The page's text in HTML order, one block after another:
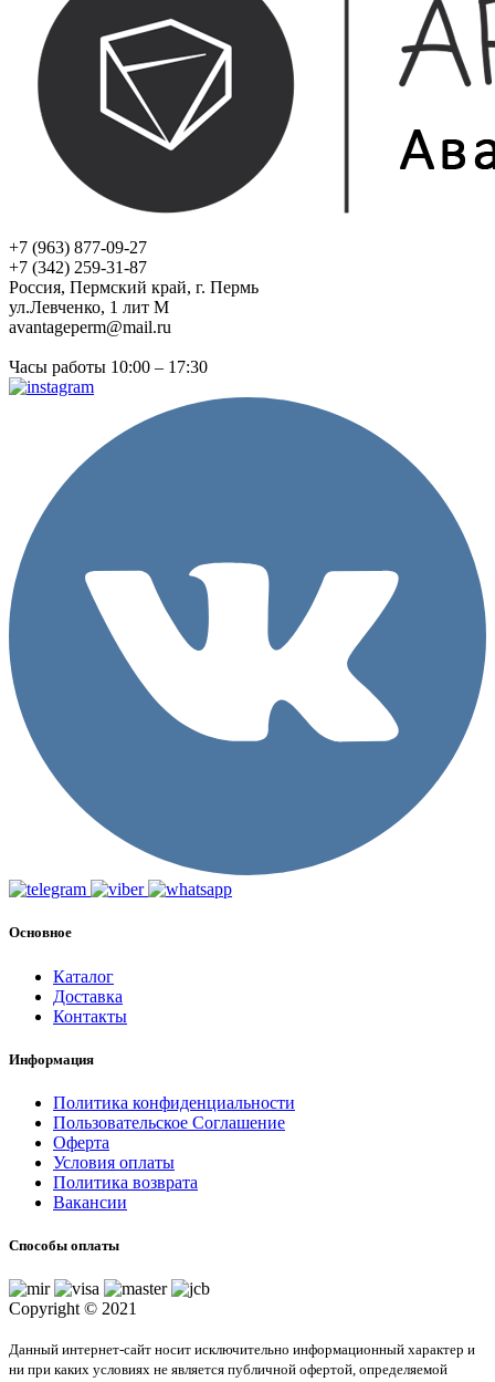
+7 (963) 877-09-27
+7 (342) 259-31-87
Россия, Пермский край, г. Пермь
ул.Левченко, 1 лит М
avantageperm@mail.ru
Часы работы 10:00 – 17:30
Основное
Каталог
Доставка
Контакты
Информация
Политика конфиденциальности
Пользовательское Соглашение
Оферта
Условия оплаты
Политика возврата
Вакансии
Способы оплаты
Copyright © 2021
Данный интернет-сайт носит исключительно информационный характер и
ни при каких условиях не является публичной офертой, определяемой